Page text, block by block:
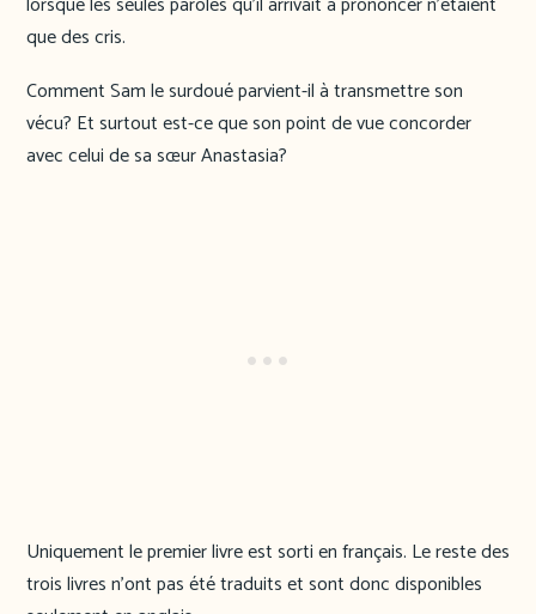
que des cris.
Comment Sam le surdoué parvient-il à transmettre son
vécu? Et surtout est-ce que son point de vue concorder
avec celui de sa sœur Anastasia?
Uniquement le premier livre est sorti en français. Le reste des
trois livres n’ont pas été traduits et sont donc disponibles